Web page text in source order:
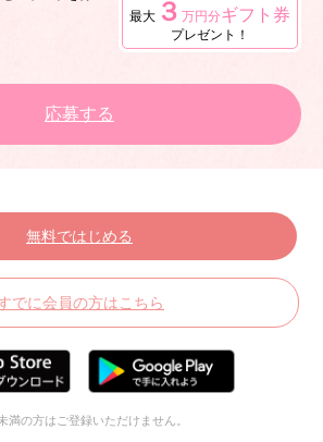
最大 ３ 万円分ギフト券
プレゼント！
応募する
無料ではじめる
でに会員の方はこちら
満の方はご登録いただけません。